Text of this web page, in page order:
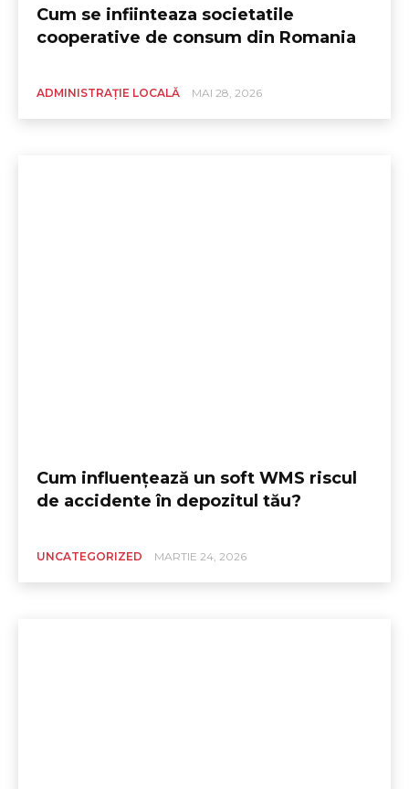
Cum se infiinteaza societatile
cooperative de consum din Romania
ADMINISTRAȚIE LOCALĂ MAI 28, 2026
Cum influențează un soft WMS riscul
de accidente în depozitul tău?
UNCATEGORIZED MARTIE 24, 2026